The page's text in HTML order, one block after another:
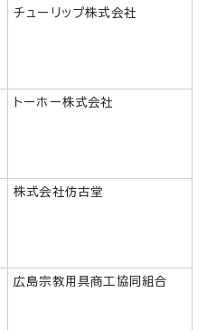
チューリップ株式会社
トーホー株式会社
株式会社仿古堂
広島宗教用具商工協同組合